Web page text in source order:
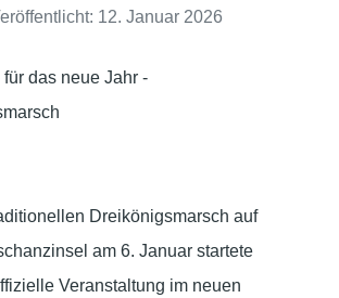
12. Januar 2026
das neue Jahr -
Dreikönigsmarsch auf
am 6. Januar startete
Veranstaltung im neuen